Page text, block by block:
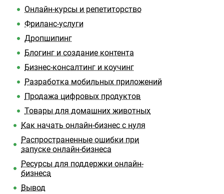
Онлайн-курсы и репетиторство
Фриланс-услуги
Дропшипинг
Блогинг и создание контента
Бизнес-консалтинг и коучинг
Разработка мобильных приложений
Продажа цифровых продуктов
Товары для домашних животных
Как начать онлайн-бизнес с нуля
Распространенные ошибки при
запуске онлайн-бизнеса
Ресурсы для поддержки онлайн-
бизнеса
Вывод